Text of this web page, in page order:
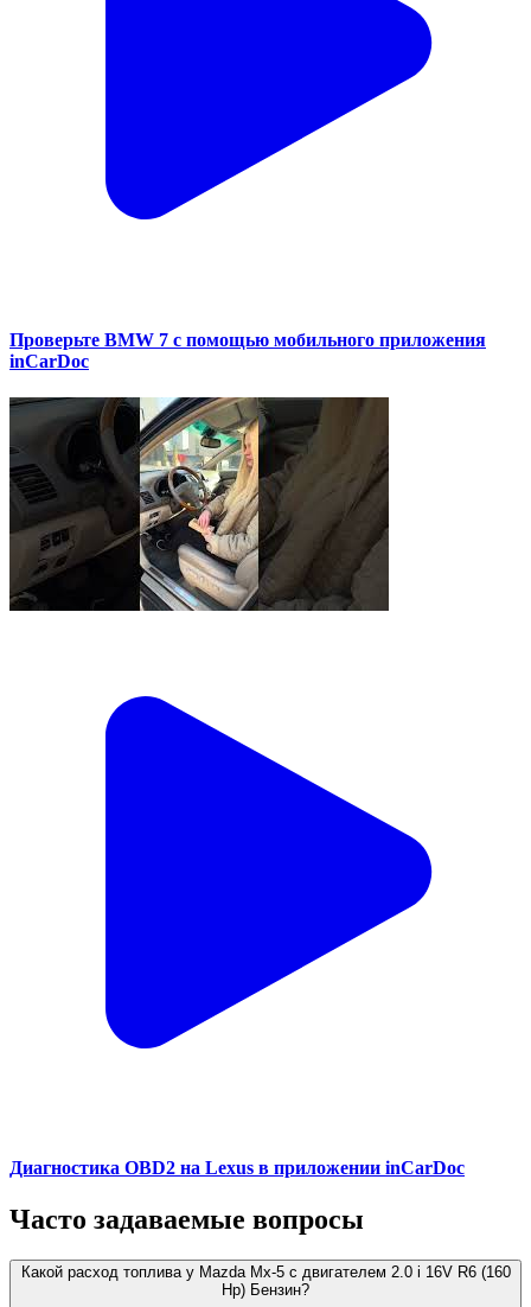
Проверьте BMW 7 с помощью мобильного приложения
inCarDoc
Диагностика OBD2 на Lexus в приложении inCarDoc
Часто задаваемые вопросы
Какой расход топлива у Mazda Mx-5 с двигателем 2.0 i 16V R6 (160
Hp) Бензин?